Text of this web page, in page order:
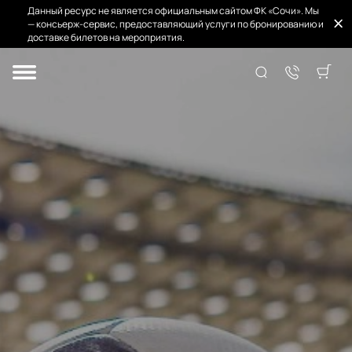
Данный ресурс не является официальным сайтом ФК «Сочи». Мы
— консьерж-сервис, предоставляющий услуги по бронированию и
доставке билетов на мероприятия.